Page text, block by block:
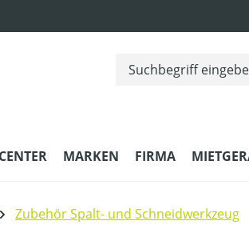
MARKEN FIRMA
Zubehör Spalt- und Schneidwerkzeug